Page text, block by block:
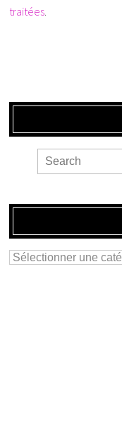
traitées.